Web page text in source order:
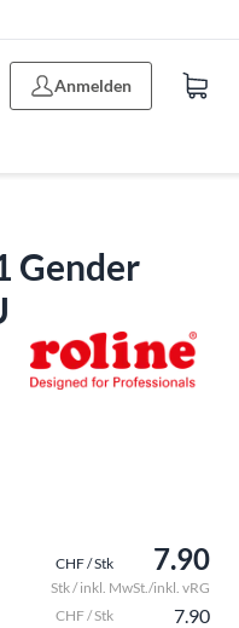
Anmelden
Gender
CHF / Stk 7.90
Stk / inkl. MwSt./inkl. vRG
CHF / Stk 7.90